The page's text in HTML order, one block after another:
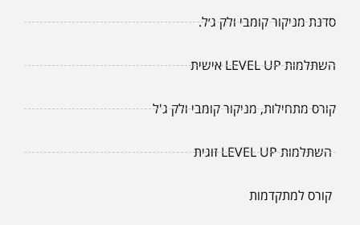
סדנת מניקור קומבי ולק ג׳ל.
השתלמות LEVEL UP אישית
קורס מתחילות, מניקור קומבי ולק ג'ל
השתלמות LEVEL UP זוגית
קורס למתקדמות